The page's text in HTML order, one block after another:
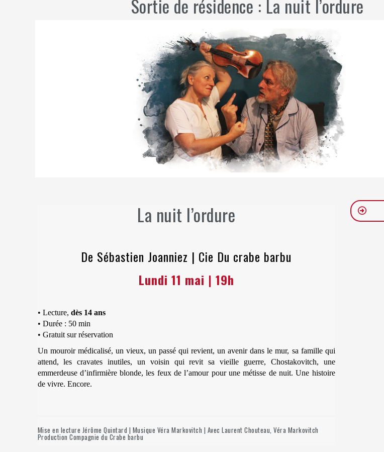
Sortie de résidence : La nuit l’ordure
La nuit l’ordure
De Sébastien Joanniez | Cie Du crabe barbu
Lundi 11 mai | 19h
• Lecture, dès 14 ans
• Durée : 50 min
• Gratuit sur réservation
Un mouroir médicalisé, un vieux, un passé qui revient, un avenir dans le mur, sa famille qui
attend, les cravates inutiles, un voisin qui revit sa vieille guerre, Chostakovitch, une
emmerdeuse d’infirmière blonde, les feux de l’amour pour une métisse de nuit. Une histoire
de vivre. Encore.
Mise en lecture Jérôme Quintard | Musique Véra Markovitch | Avec Laurent Chouteau, Véra Markovitch
Production Compagnie du Crabe barbu